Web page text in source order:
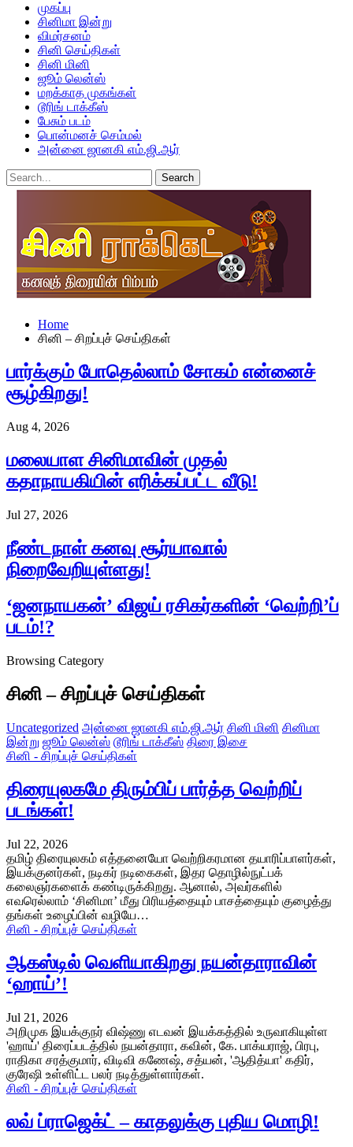
முகப்பு
சினிமா இன்று
விமர்சனம்
சினி செய்திகள்
சினி மினி
ஜூம் லென்ஸ்
மறக்காத முகங்கள்
டூரிங் டாக்கீஸ்
பேசும் படம்
பொன்மனச் செம்மல்
அன்னை ஜானகி எம்.ஜி.ஆர்
Home
சினி – சிறப்புச் செய்திகள்
பார்க்கும் போதெல்லாம் சோகம் என்னைச்
சூழ்கிறது!
Aug 4, 2026
மலையாள சினிமாவின் முதல்
கதாநாயகியின் எரிக்கப்பட்ட வீடு!
Jul 27, 2026
நீண்டநாள் கனவு சூர்யாவால்
நிறைவேறியுள்ளது!
‘ஜனநாயகன்’ விஜய் ரசிகர்களின் ‘வெற்றி’ப்
படம்!?
Browsing Category
சினி – சிறப்புச் செய்திகள்
Uncategorized அன்னை ஜானகி எம்.ஜி.ஆர் சினி மினி சினிமா
இன்று ஜூம் லென்ஸ் டூரிங் டாக்கீஸ் திரை இசை
சினி - சிறப்புச் செய்திகள்
திரையுலகமே திரும்பிப் பார்த்த வெற்றிப்
படங்கள்!
Jul 22, 2026
தமிழ் திரையுலகம் எத்தனையோ வெற்றிகரமான தயாரிப்பாளர்கள்,
இயக்குனர்கள், நடிகர் நடிகைகள், இதர தொழில்நுட்பக்
கலைஞர்களைக் கண்டிருக்கிறது. ஆனால், அவர்களில்
எவரெல்லாம் ‘சினிமா’ மீது பிரியத்தையும் பாசத்தையும் குழைத்து
தங்கள் உழைப்பின் வழியே…
சினி - சிறப்புச் செய்திகள்
ஆகஸ்டில் வெளியாகிறது நயன்தாராவின்
‘ஹாய்’!
Jul 21, 2026
அறிமுக இயக்குநர் விஷ்ணு எடவன் இயக்கத்தில் உருவாகியுள்ள
'ஹாய்' திரைப்படத்தில் நயன்தாரா, கவின், கே. பாக்யராஜ், பிரபு,
ராதிகா சரத்குமார், விடிவி கணேஷ், சத்யன், 'ஆதித்யா' கதிர்,
குரேஷி உள்ளிட்ட பலர் நடித்துள்ளார்கள்.
சினி - சிறப்புச் செய்திகள்
லவ் ப்ராஜெக்ட் – காதலுக்கு புதிய மொழி!